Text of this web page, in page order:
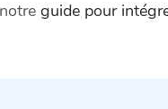
guide pour